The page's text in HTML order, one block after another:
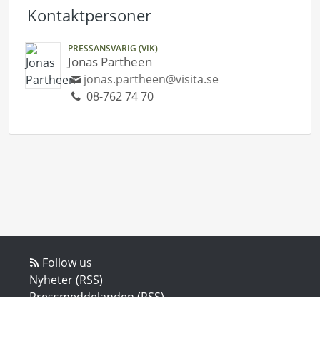
Kontaktpersoner
PRESSANSVARIG (VIK)
Jonas Partheen
jonas.partheen@visita.se
08-762 74 70
Follow us
Nyheter (RSS)
Pressmeddelanden (RSS)